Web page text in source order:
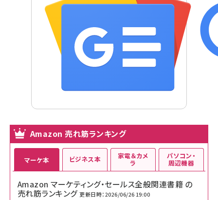
Amazon 売れ筋ランキング
マーケ本
Amazon マーケティング・セールス全般関連書籍 の
売れ筋ランキング 更新日時：2026/06/26 19:00
ビジネス本 家電＆カメ
ラ
パソコン・
周辺機器